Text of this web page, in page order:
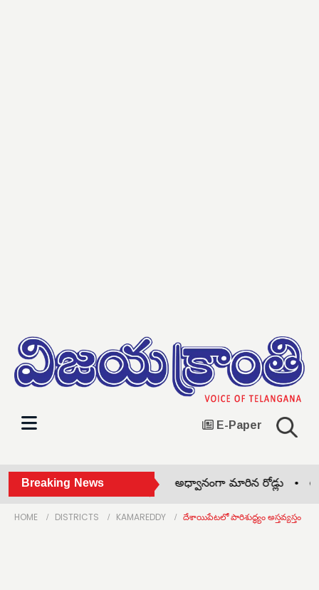
E-Paper
Breaking News
15 నుంచి కొత్త రేషన్ కార్డులు • అధ్వానంగా మారిన రోడ్లు •
HOME DISTRICTS KAMAREDDY దేశాయిపేటలో పారిశుద్ధ్యం అస్తవ్యస్తం